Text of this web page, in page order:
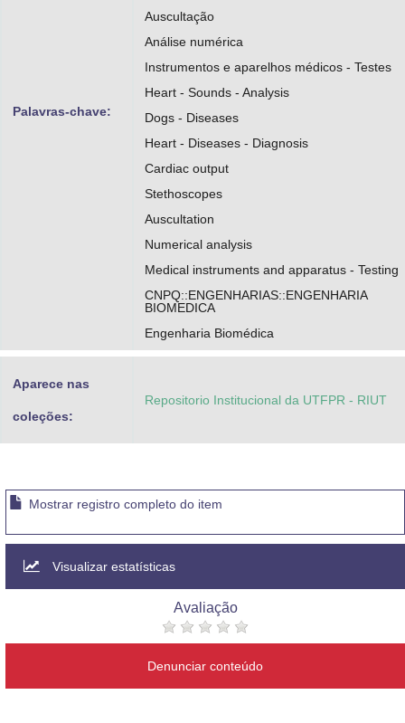
Palavras-chave:
Auscultação
Análise numérica
Instrumentos e aparelhos médicos - Testes
Heart - Sounds - Analysis
Dogs - Diseases
Heart - Diseases - Diagnosis
Cardiac output
Stethoscopes
Auscultation
Numerical analysis
Medical instruments and apparatus - Testing
CNPQ::ENGENHARIAS::ENGENHARIA
BIOMEDICA
Engenharia Biomédica
Aparece nas
coleções:
Repositorio Institucional da UTFPR - RIUT
Mostrar registro completo do item
Visualizar estatísticas
Avaliação
Denunciar conteúdo